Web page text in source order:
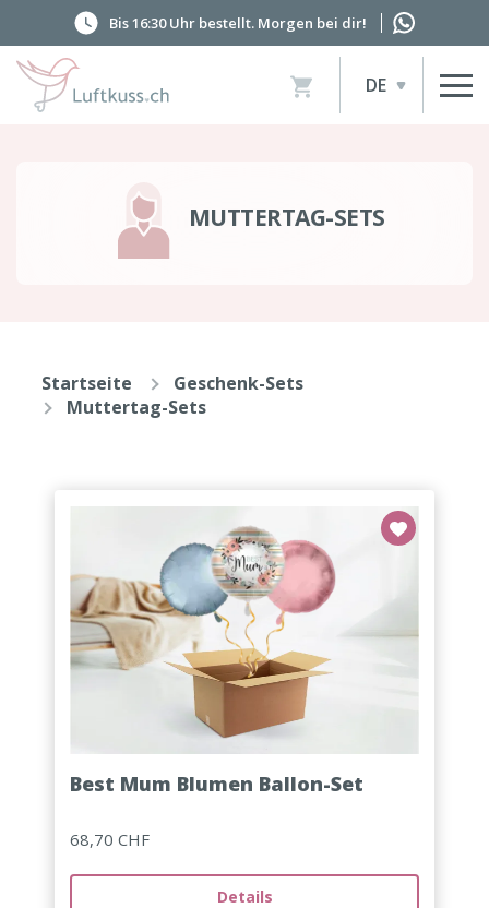
Bis 16:30 Uhr bestellt. Morgen bei dir!
Artikel
DE
MUTTERTAG-SETS
Startseite
Geschenk-Sets
Muttertag-Sets
Best Mum Blumen Ballon-Set
68,70 CHF
Details